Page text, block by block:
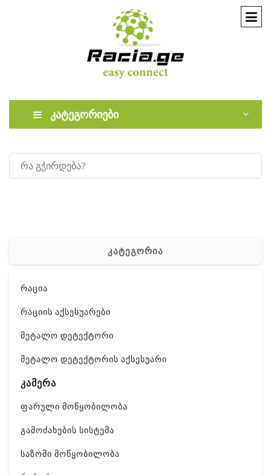
კატეგორიები
კატეგორია
რაცია
რაციის აქსესუარები
მეტალო დეტექტორი
მეტალო დეტექტორის აქსესუარი
კამერა
ფარული მოწყობილობა
გამოძახების სისტემა
საზომი მოწყობილობა